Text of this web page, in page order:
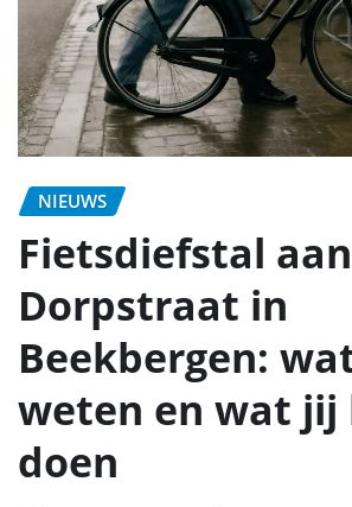
NIEUWS
Fietsdiefstal
Dorpstraat in
Beekbergen:
weten en wat
doen